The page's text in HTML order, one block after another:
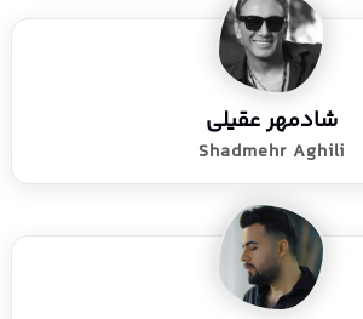
شادمهر عقیلی
Shadmehr Aghili